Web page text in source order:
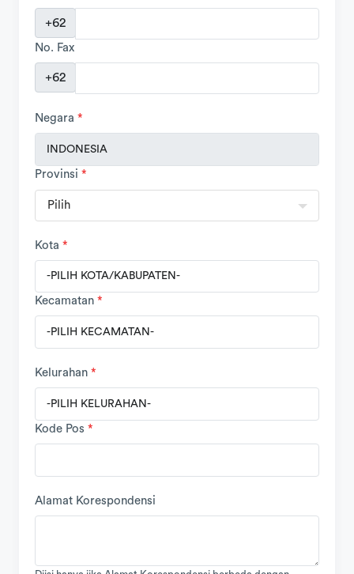
+62
No. Fax
+62
Negara *
Provinsi *
Pilih
Kota *
Kecamatan *
Kelurahan *
Kode Pos *
Alamat Korespondensi